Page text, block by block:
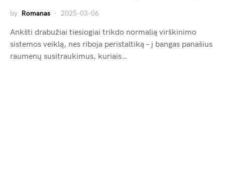
by Romanas 2025-03-06
Ankšti drabužiai tiesiogiai trikdo normalią virškinimo
sistemos veiklą, nes riboja peristaltiką – į bangas panašius
raumenų susitraukimus, kuriais…